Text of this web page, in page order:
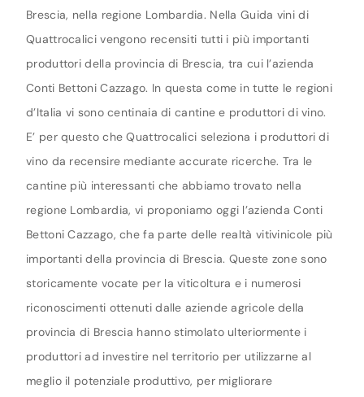
Brescia, nella regione Lombardia. Nella Guida vini di
Quattrocalici vengono recensiti tutti i più importanti
produttori della provincia di Brescia, tra cui l’azienda
Conti Bettoni Cazzago. In questa come in tutte le regioni
d’Italia vi sono centinaia di cantine e produttori di vino.
E’ per questo che Quattrocalici seleziona i produttori di
vino da recensire mediante accurate ricerche. Tra le
cantine più interessanti che abbiamo trovato nella
regione Lombardia, vi proponiamo oggi l’azienda Conti
Bettoni Cazzago, che fa parte delle realtà vitivinicole più
importanti della provincia di Brescia. Queste zone sono
storicamente vocate per la viticoltura e i numerosi
riconoscimenti ottenuti dalle aziende agricole della
provincia di Brescia hanno stimolato ulteriormente i
produttori ad investire nel territorio per utilizzarne al
meglio il potenziale produttivo, per migliorare